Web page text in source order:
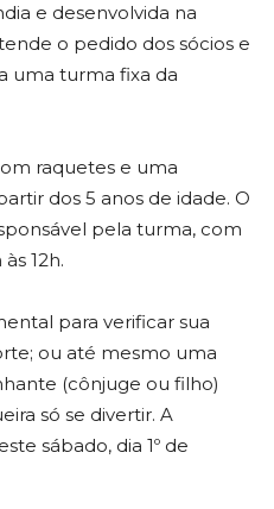
e desenvolvida na
o pedido dos sócios e
uma turma fixa da
raquetes e uma
dos 5 anos de idade. O
pela turma, com
12h.
para verificar sua
ou até mesmo uma
(cônjuge ou filho)
só se divertir. A
sábado, dia 1º de